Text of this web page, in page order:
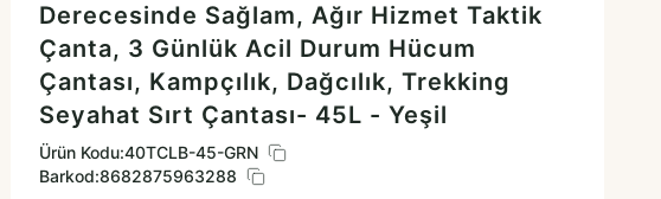
Derecesinde Sağlam, Ağır Hizmet Taktik
Çanta, 3 Günlük Acil Durum Hücum
Çantası, Kampçılık, Dağcılık, Trekking
Seyahat Sırt Çantası- 45L - Yeşil
Ürün Kodu:40TCLB-45-GRN
Barkod:8682875963288